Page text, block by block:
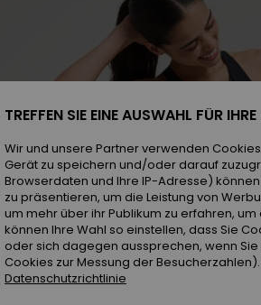
TREFFEN SIE EINE AUSWAHL FÜR
Wir und unsere Partner verwenden
Gerät zu speichern und/oder darauf
Browserdaten und Ihre IP-Adresse)
zu präsentieren, um die Leistung von
um mehr über ihr Publikum zu erfahren,
können Ihre Wahl so einstellen, dass Sie
oder sich dagegen aussprechen, wenn
Cookies zur Messung der
Datenschutzrichtlinie